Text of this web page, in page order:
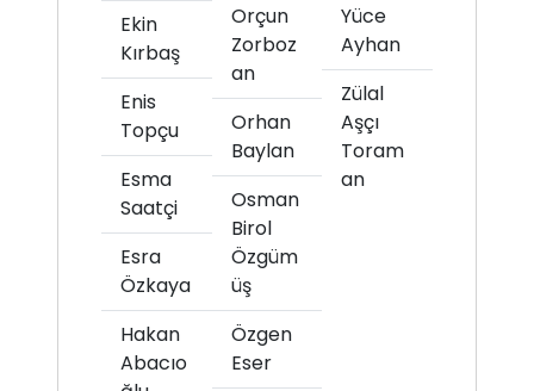
Ekin
Kırbaş
Enis
Topçu
Esma
Saatçi
Esra
Özkaya
Hakan
Abacıo
Orçun
Zorboz
an
Orhan
Baylan
Osman
Birol
Özgüm
üş
Özgen
Eser
Yüce
Ayhan
Zülal
Aşçı
Toram
an